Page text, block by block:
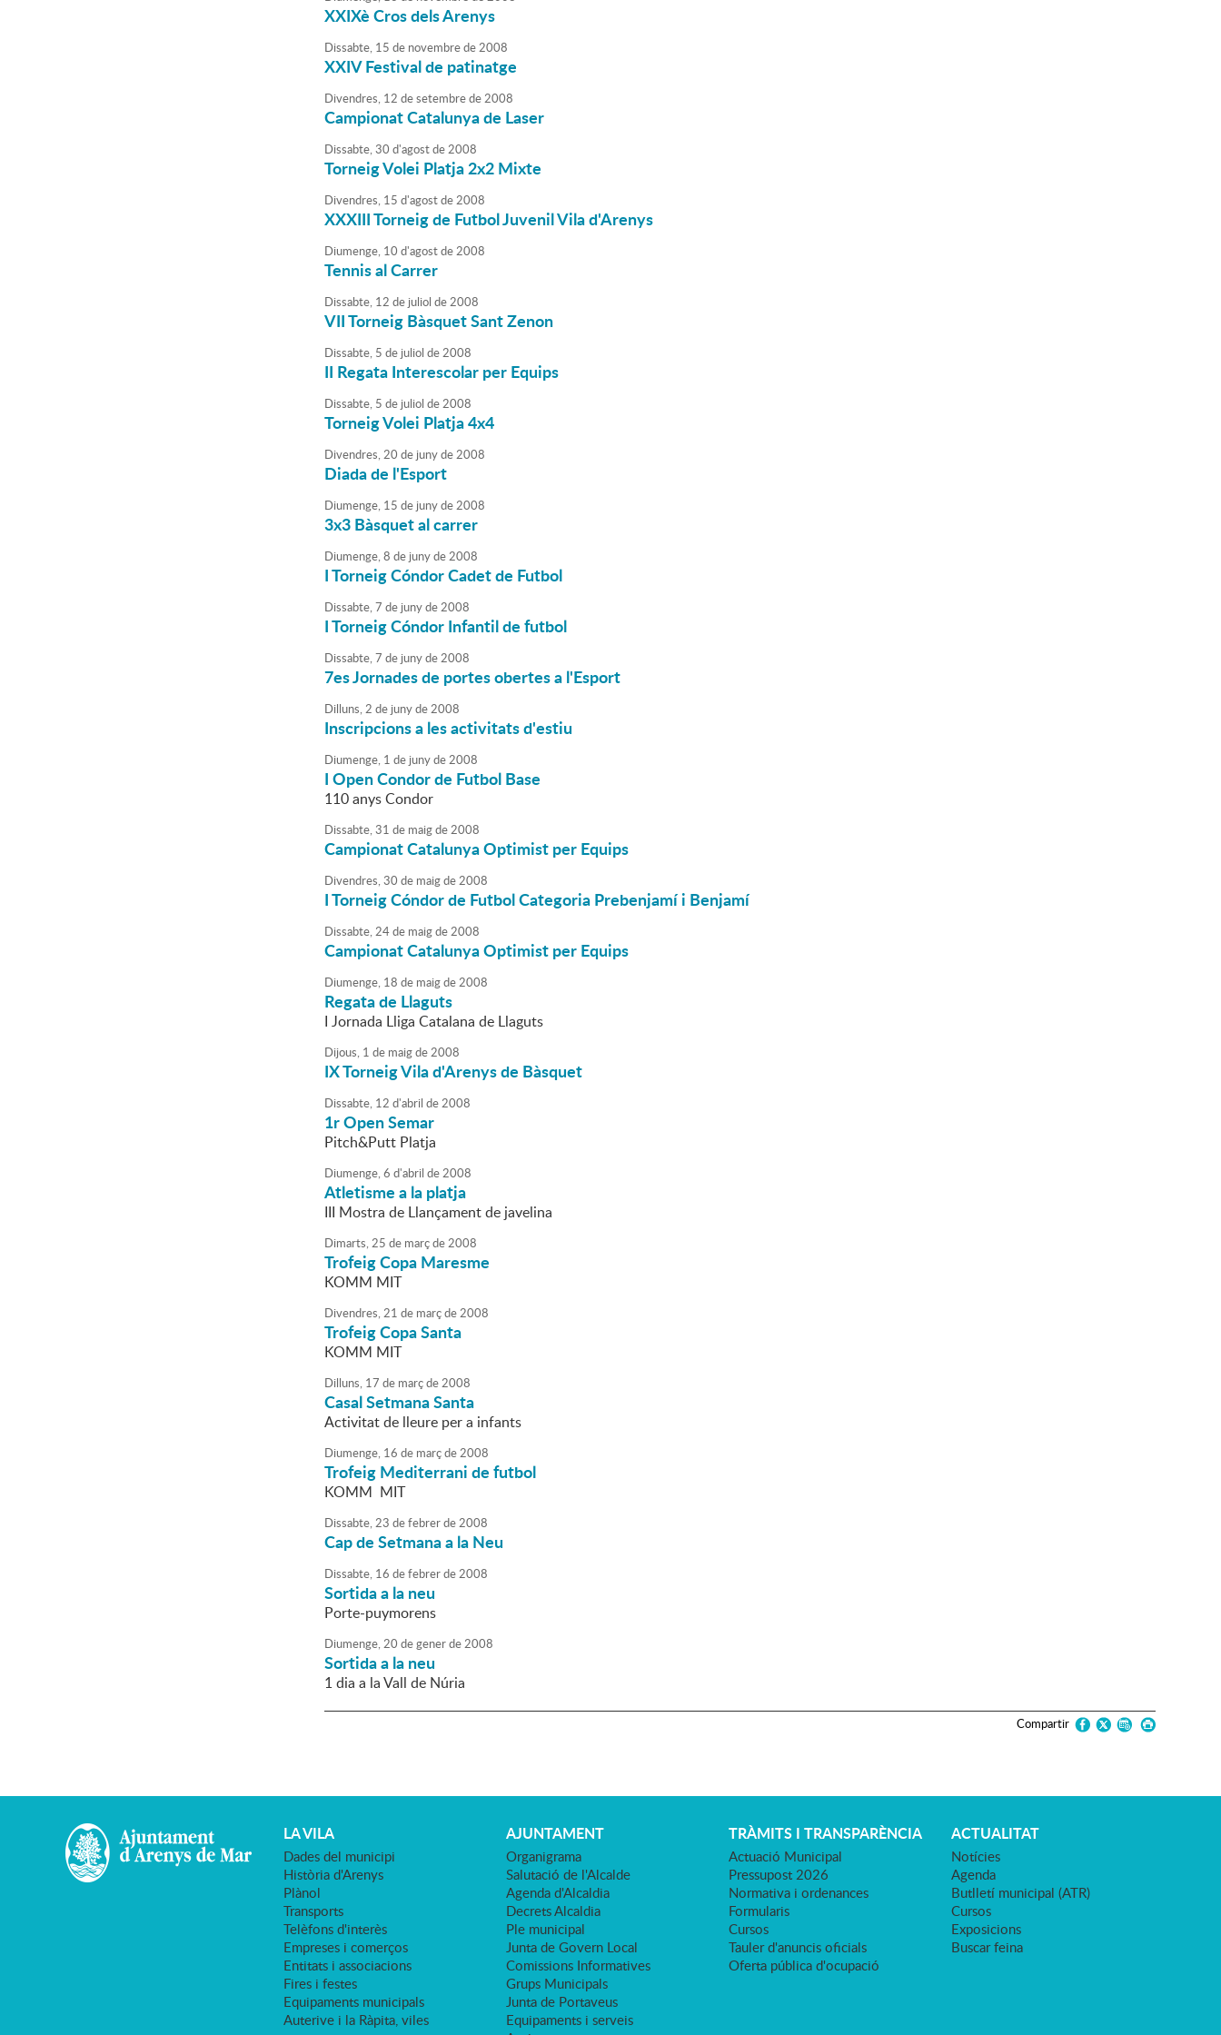
XXIXè Cros dels Arenys
Dissabte, 15 de novembrede2008
XXIV Festival de patinatge
Divendres, 12 desetembrede2008
Campionat Catalunya de Laser
Dissabte,30 d'agostde2008
Torneig Volei Platja 2x2 Mixte
Divendres, 15 d'agostde2008
XXXIII Torneig de Futbol Juvenil Vila d'Arenys
Diumenge, 10 d'agostde2008
Tennis al Carrer
Dissabte, 12 de juliol de2008
VII Torneig Bàsquet Sant Zenon
Dissabte, 5 de juliol de2008
II Regata Interescolar per Equips
Dissabte, 5 de juliol de2008
Torneig Volei Platja 4x4
Divendres,20 de junyde2008
Diada de l'Esport
Diumenge, 15 de junyde2008
3x3 Bàsquet al carrer
Diumenge,8 de junyde2008
I Torneig Cóndor Cadet de Futbol
Dissabte,7 de junyde2008
I Torneig Cóndor Infantil de futbol
Dissabte,7 de junyde2008
7es Jornades de portes obertes a l'Esport
Dilluns,2 de junyde2008
Inscripcions a les activitats d'estiu
Diumenge, 1 de junyde2008
I Open Condor de Futbol Base
110 anys Condor
Dissabte,31 de maigde2008
Campionat Catalunya Optimist per Equips
Divendres,30 de maigde2008
I Torneig Cóndor de Futbol Categoria Prebenjamí i Benjamí
Dissabte,24de maigde2008
Campionat Catalunya Optimist per Equips
Diumenge, 18 de maigde2008
Regata de Llaguts
I Jornada Lliga Catalana de Llaguts
Dijous, 1 de maigde2008
IX Torneig Vila d'Arenys de Bàsquet
Dissabte, 12 d'abril de2008
1r Open Semar
Pitch&Putt Platja
Diumenge,6 d'abril de2008
Atletisme a la platja
III Mostra de Llançament de javelina
Dimarts,25 de marçde2008
Trofeig Copa Maresme
KOMM MIT
Divendres,21 de marçde2008
Trofeig Copa Santa
KOMM MIT
Dilluns, 17 de marçde2008
Casal Setmana Santa
Activitat de lleure per a infants
Diumenge, 16 de marçde2008
Trofeig Mediterrani de futbol
KOMM MIT
Dissabte,23 defebrerde2008
Cap de Setmana a la Neu
Dissabte, 16 defebrerde2008
Sortida a la neu
Porte-puymorens
Diumenge,20 degenerde2008
Sortida a la neu
1 dia a la Vall de Núria
Compartir
LA VILA
Dades del municipi
Història d'Arenys
Plànol
Transports
Telèfons d'interès
Empreses i comerços
Entitats i associacions
Fires i festes
Equipaments municipals
Auterive i la Ràpita, viles
AJUNTAMENT
Organigrama
Salutació de l'Alcalde
Agenda d'Alcaldia
Decrets Alcaldia
Ple municipal
Junta de Govern Local
Comissions Informatives
Grups Municipals
Junta de Portaveus
Equipaments i serveis
TRÀMITS I TRANSPARÈNCIA
Actuació Municipal
Pressupost 2026
Normativa i ordenances
Formularis
Cursos
Tauler d'anuncis oficials
Oferta pública d'ocupació
ACTUALITAT
Notícies
Agenda
Butlletí municipal (ATR)
Cursos
Exposicions
Buscar feina